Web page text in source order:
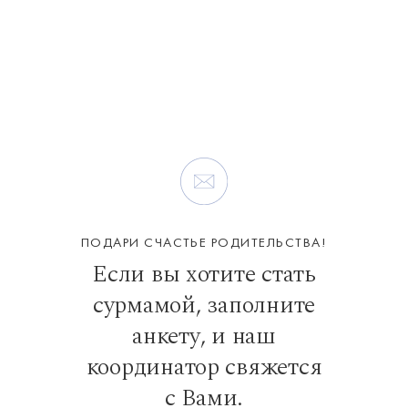
ПОДАРИ СЧАСТЬЕ РОДИТЕЛЬСТВА!
Если вы хотите стать
сурмамой, заполните
анкету, и наш
координатор свяжется
с Вами.